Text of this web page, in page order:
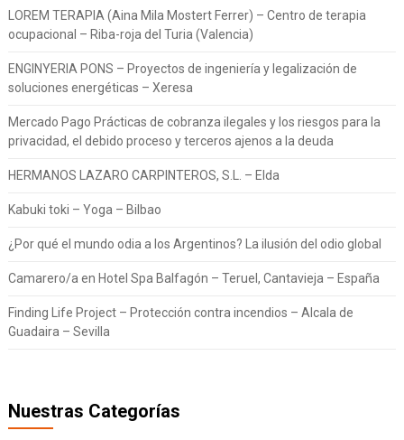
LOREM TERAPIA (Aina Mila Mostert Ferrer) – Centro de terapia
ocupacional – Riba-roja del Turia (Valencia)
ENGINYERIA PONS – Proyectos de ingeniería y legalización de
soluciones energéticas – Xeresa
Mercado Pago Prácticas de cobranza ilegales y los riesgos para la
privacidad, el debido proceso y terceros ajenos a la deuda
HERMANOS LAZARO CARPINTEROS, S.L. – Elda
Kabuki toki – Yoga – Bilbao
¿Por qué el mundo odia a los Argentinos? La ilusión del odio global
Camarero/a en Hotel Spa Balfagón – Teruel, Cantavieja – España
Finding Life Project – Protección contra incendios – Alcala de
Guadaira – Sevilla
Nuestras Categorías